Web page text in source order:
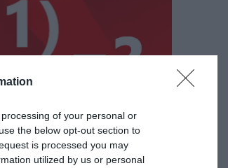
of your personal or
the below opt-out section to
is processed you may
utilized by us or personal